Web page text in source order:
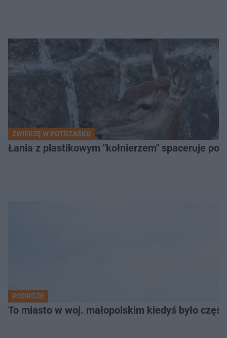
ZWIERZĘ W POTRZASKU
Łania z plastikowym "kołnierzem" spaceruje po
PODRÓŻE
To miasto w woj. małopolskim kiedyś było